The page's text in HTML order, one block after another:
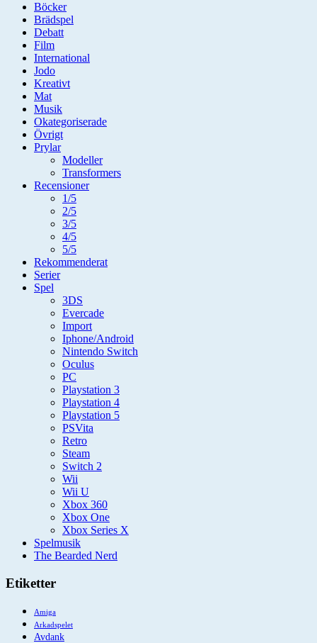
Böcker
Brädspel
Debatt
Film
International
Jodo
Kreativt
Mat
Musik
Okategoriserade
Övrigt
Prylar
Modeller
Transformers
Recensioner
1/5
2/5
3/5
4/5
5/5
Rekommenderat
Serier
Spel
3DS
Evercade
Import
Iphone/Android
Nintendo Switch
Oculus
PC
Playstation 3
Playstation 4
Playstation 5
PSVita
Retro
Steam
Switch 2
Wii
Wii U
Xbox 360
Xbox One
Xbox Series X
Spelmusik
The Bearded Nerd
Etiketter
Amiga
Arkadspelet
Avdank